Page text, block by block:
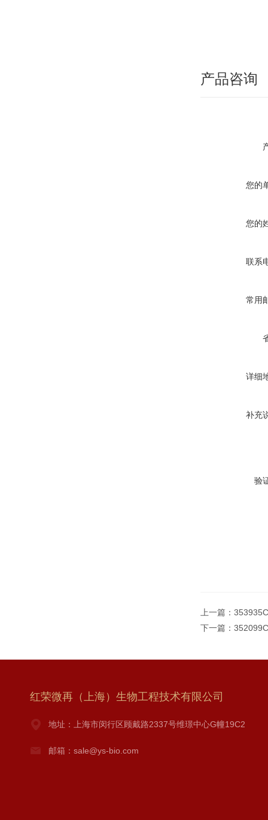
产品咨询
您的
您的
联系
常用
详细
补充
验
上一篇：
下一篇：
红荣微再（上海）生物工程技术有限公司
地址：上海市闵行区顾戴路2337号维璟中心G幢19C2
邮箱：sale@ys-bio.com